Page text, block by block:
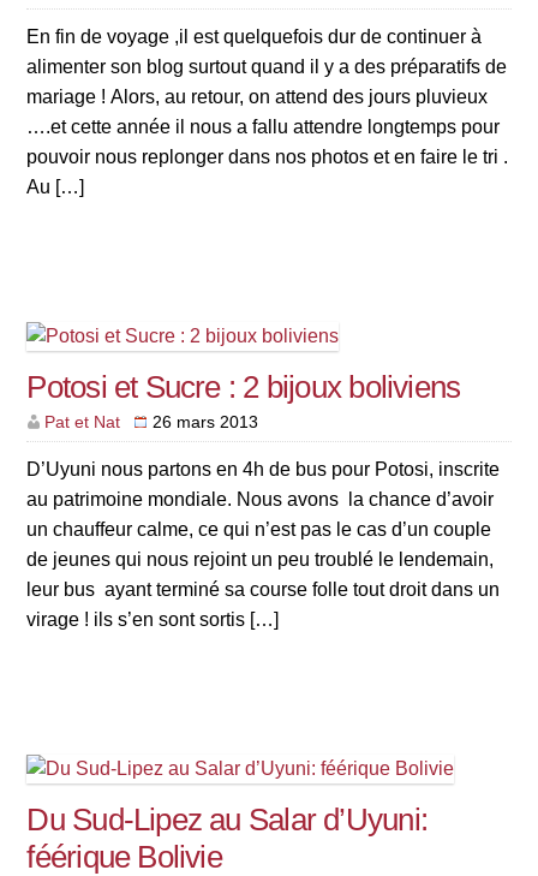
En fin de voyage ,il est quelquefois dur de continuer à
alimenter son blog surtout quand il y a des préparatifs de
mariage ! Alors, au retour, on attend des jours pluvieux
….et cette année il nous a fallu attendre longtemps pour
pouvoir nous replonger dans nos photos et en faire le tri .
Au […]
Potosi et Sucre : 2 bijoux boliviens
Pat et Nat 26 mars 2013
D’Uyuni nous partons en 4h de bus pour Potosi, inscrite
au patrimoine mondiale. Nous avons la chance d’avoir
un chauffeur calme, ce qui n’est pas le cas d’un couple
de jeunes qui nous rejoint un peu troublé le lendemain,
leur bus ayant terminé sa course folle tout droit dans un
virage ! ils s’en sont sortis […]
Du Sud-Lipez au Salar d’Uyuni:
féérique Bolivie